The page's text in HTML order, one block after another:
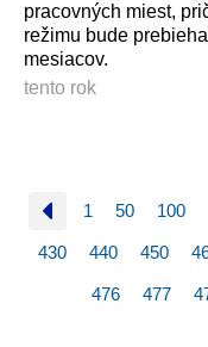
pracovných miest,
režimu bude
mesiacov.
tento rok
1 50 100
430 440 450
476 477